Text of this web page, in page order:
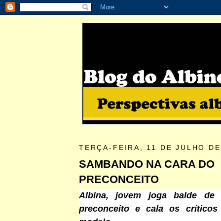
TERÇA-FEIRA, 11 DE JULHO
SAMBANDO NA CARA DO
PRECONCEITO
Albina, jovem joga balde
preconceito e cala os